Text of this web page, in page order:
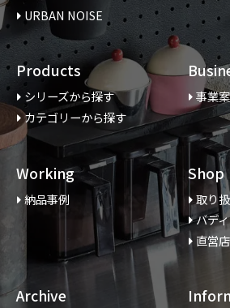
URBAN NOISE
Products
シリーズから探す
カテゴリーから探す
事業
Working
納品事例
Shop
取り
バデ
直営
Archive